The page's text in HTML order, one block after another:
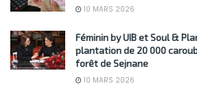
10 MARS 2026
Féminin by UIB et Soul &
plantation de 20 000
forêt de Sejnane
10 MARS 2026